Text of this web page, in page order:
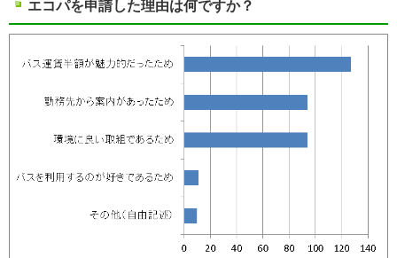
エコパを申請した理由は何ですか？